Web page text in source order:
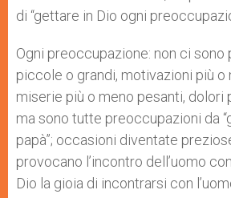
di “gettare in Dio ogni
Ogni preoccupazione: non ci
piccole o grandi, motivazioni più o
miserie più o meno pesanti, dolori
ma sono tutte preoccupazioni da
papà”; occasioni diventate
provocano l’incontro dell’uomo
Dio la gioia di incontrarsi con